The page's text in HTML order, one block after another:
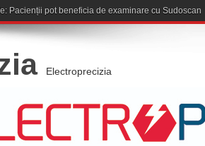
înt
Electroprecizia